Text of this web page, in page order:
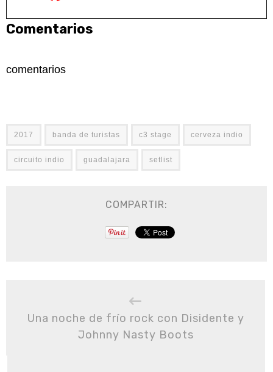
Comentarios
comentarios
2017 banda de turistas c3 stage cerveza indio
circuito indio guadalajara setlist
COMPARTIR:
Una noche de frío rock con Disidente y
Johnny Nasty Boots